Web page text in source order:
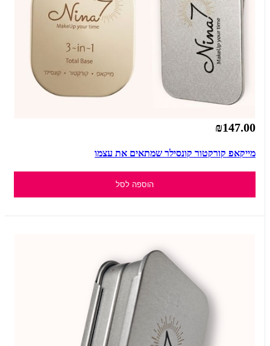
₪147.00
מייקאפ קורקטור קונסילר שמתאים את עצמו
הוספה לסל